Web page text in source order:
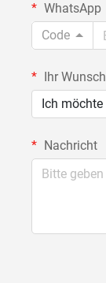
WhatsApp
Code
Ihr Wunsch
Ich
Nachricht